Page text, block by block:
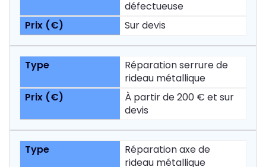
défectueuse
Sur devis
Réparation serrure de
rideau métallique
À partir de 200 € et sur
devis
Réparation axe de
rideau métallique